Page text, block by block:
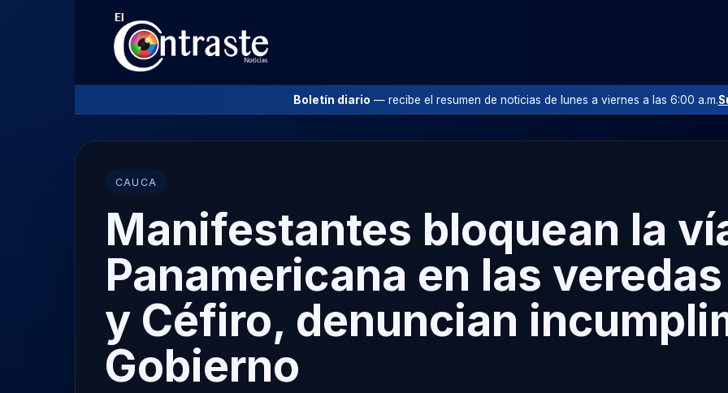
Boletín diario — recibe el resumen de noticias de lunes a viernes a las 6:00 a.m.
CAUCA
Manifestantes bloquean la
Panamericana en las
y Céfiro, denuncian
Gobierno